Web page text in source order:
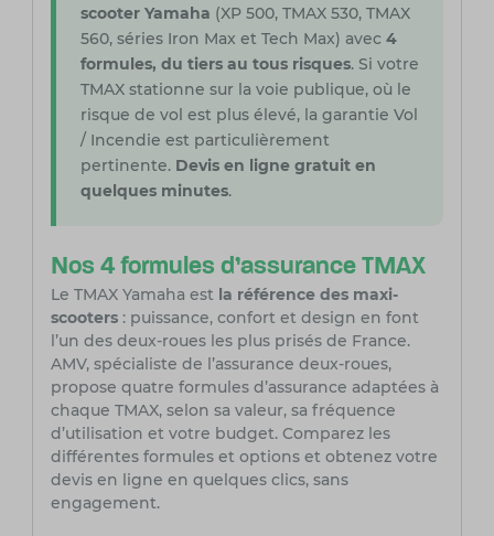
scooter Yamaha (XP 500, TMAX 530, TMAX
560, séries Iron Max et Tech Max) avec 4
formules, du tiers au tous risques. Si votre
TMAX stationne sur la voie publique, où le
risque de vol est plus élevé, la garantie Vol
/ Incendie est particulièrement
pertinente. Devis en ligne gratuit en
quelques minutes.
Nos 4 formules d’assurance TMAX
Le TMAX Yamaha est la référence des maxi-
scooters: puissance, confort et design en font
l’un des deux-roues les plus prisés de France.
AMV, spécialiste de l’assurance deux-roues,
propose quatre formules d’assurance adaptées à
chaque TMAX, selon sa valeur, sa fréquence
d’utilisation et votre budget. Comparez les
différentes formules et options et obtenez votre
devis en ligne en quelques clics, sans
engagement.